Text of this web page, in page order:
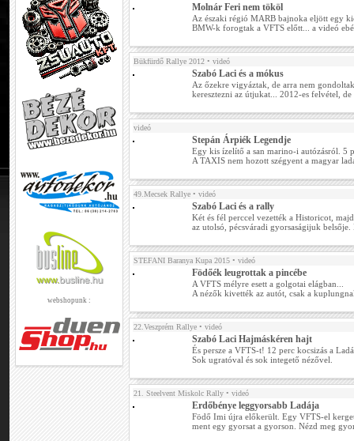
webshopunk :
Molnár Feri nem tököl
Az északi régió MARB bajnoka eljött egy
BMW-k forogtak a VFTS előtt... a videó
Bükfürdő Rallye 2012 • videó
Szabó Laci és a mókus
Az őzekre vigyáztak, de arra nem
keresztezni az útjukat... 2012-es felvétel,
videó
Stepán Árpiék Legendje
Egy kis ízelítő a san marino-i autózásról. 5
A TAXIS nem hozott szégyent a magyar
49.Mecsek Rallye • videó
Szabó Laci és a rally
Két és fél perccel vezették a Historicot,
az utolsó, pécsváradi gyorsaságijuk
STEFANI Baranya Kupa 2015 • videó
Födőék leugrottak a pincébe
A VFTS mélyre esett a golgotai elágban...
A nézők kivették az autót, csak a
22.Veszprém Rallye • videó
Szabó Laci Hajmáskéren hajt
És persze a VFTS-t! 12 perc kocsizás a
Sok ugratóval és sok integető nézővel.
21. Steelvent Miskolc Rally • videó
Erdőbénye leggyorsabb Ladája
Födő Imi újra előkerült. Egy VFTS-el
ment egy gyorsat a gyorson. Nézd meg